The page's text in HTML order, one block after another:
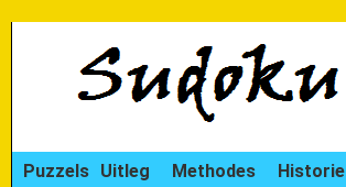
Puzzels Uitleg Methodes Historie